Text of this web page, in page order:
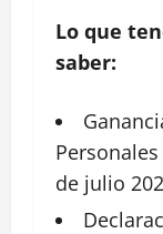
Lo que
saber:
Personales
de julio